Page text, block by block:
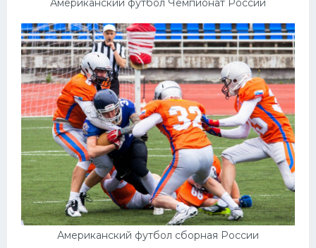
Американский футбол Чемпионат России
Американский футбол сборная России